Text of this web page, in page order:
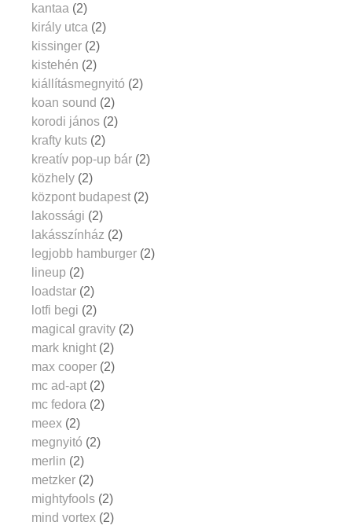
kantaa (2)
király utca (2)
kissinger (2)
kistehén (2)
kiállításmegnyitó (2)
koan sound (2)
korodi jános (2)
krafty kuts (2)
kreatív pop-up bár (2)
közhely (2)
központ budapest (2)
lakossági (2)
lakásszínház (2)
legjobb hamburger (2)
lineup (2)
loadstar (2)
lotfi begi (2)
magical gravity (2)
mark knight (2)
max cooper (2)
mc ad-apt (2)
mc fedora (2)
meex (2)
megnyitó (2)
merlin (2)
metzker (2)
mightyfools (2)
mind vortex (2)